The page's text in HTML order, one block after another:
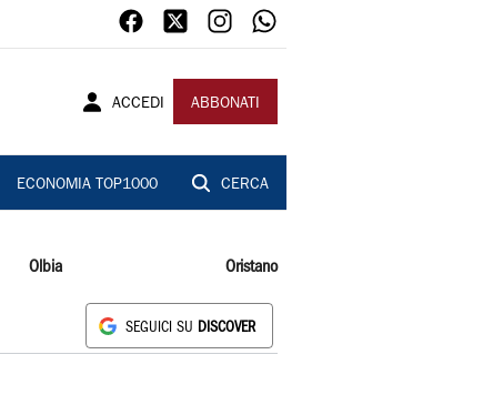
ACCEDI ABBONATI
ECONOMIA TOP1000 CERCA
Olbia Oristano
SEGUICI SU DISCOVER